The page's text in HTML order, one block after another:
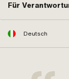
Für
Deutsch